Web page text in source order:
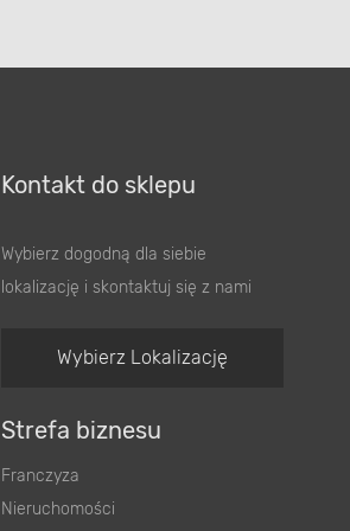
Kontakt do sklepu
Wybierz dogodną dla siebie
lokalizację i skontaktuj się z nami
Wybierz Lokalizację
Strefa biznesu
Franczyza
Nieruchomości